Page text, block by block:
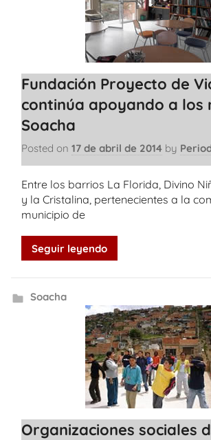
Fundación Proyecto de
continúa apoyando a los
Soacha
Posted on 17 de abril de 2014 by
Entre los barrios La Florida, Divino
y la Cristalina, pertenecientes a la
municipio de
Seguir leyendo
Soacha
Organizaciones sociales